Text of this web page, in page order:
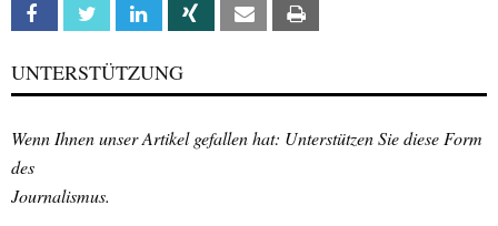
Facebook Twitter Linkedin Xing Email
UNTERSTÜTZUNG
Wenn Ihnen unser Artikel gefallen hat: Unterstützen Sie diese Form
des
Journalismus.